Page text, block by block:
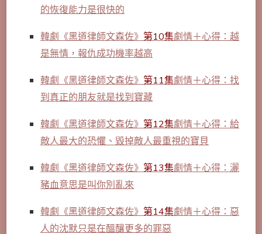
的恢復能力是很快的
韓劇《黑道律師文森佐》 第10集劇情＋心得：越
是無情，報仇成功機率越高
韓劇《黑道律師文森佐》 第11集劇情＋心得：找
到真正的朋友就是找到寶藏
韓劇《黑道律師文森佐》 第12集劇情＋心得：給
敵人最大的恐懼、毀掉敵人最重視的寶貝
韓劇《黑道律師文森佐》 第13集劇情＋心得：灑
豬血意思是叫你別亂來
韓劇《黑道律師文森佐》 第14集劇情＋心得：惡
人的沈默只是在醞釀更多的罪惡